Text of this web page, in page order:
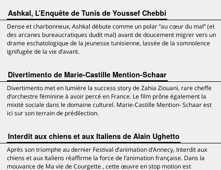
Ashkal, L’Enquête de Tunis de Youssef Chebbi
Dense et charbonneux, Ashkal débute comme un polar “au cœur du mal” (et
des arcanes bureaucratiques dudit mal) avant de doucement migrer vers un
drame eschatologique de la jeunesse tunisienne, lassée de la somnolence
ignifugée de la vie d’avant.
Divertimento de Marie-Castille Mention-Schaar
Divertimento met en lumière la success story de Zahia Ziouani, rare cheffe
d’orchestre féminine à avoir percé en France. Le film prône également la
mixité sociale dans le domaine culturel. Marie-Castille Mention- Schaar est
ici sur son terrain de prédilection.
Interdit aux chiens et aux Italiens de Alain Ughetto
Après son triomphe au dernier Festival d’animation d’Annecy, Interdit aux
chiens et aux Italiens réaffirme la force de l’animation française. Dans la
mouvance de Ma vie de Courgette , cette œuvre en stop motion est